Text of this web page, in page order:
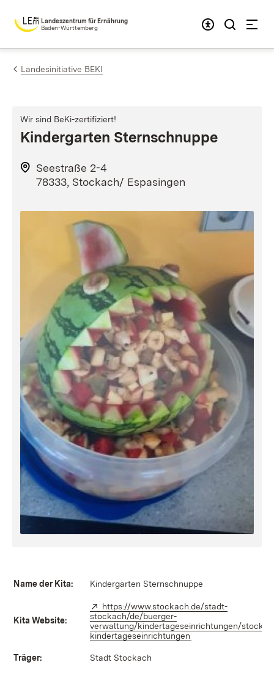
Zum Inhalt springen
Landeszentrum für Ernährung
Baden-Württemberg
Landesinitiative BEKI
Wir sind BeKi-zertifiziert!
Kindergarten Sternschnuppe
Seestraße 2-4
78333, Stockach/ Espasingen
Name der Kita: Kindergarten Sternschnuppe
Kita Website:
Extern:
https://www.stockach.de/stadt-
stockach/de/buerger-
verwaltung/kindertageseinrichtungen/
kindertageseinrichtungen
Träger: Stadt Stockach